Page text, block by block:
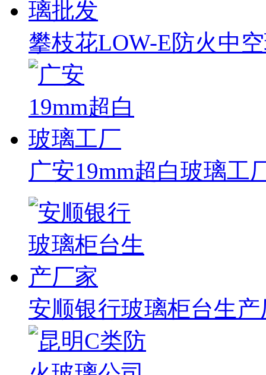
攀枝花LOW-E防火中
广安19mm超白玻璃工
安顺银行玻璃柜台生产